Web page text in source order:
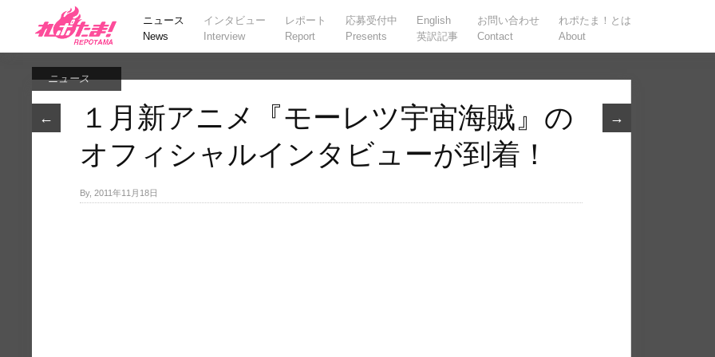
ニュース
News
インタビュー
Interview
レポート
Report
応募受付中
Presents
English
英訳記事
お問い合わせ
Contact
れポたま！とは
About
← →
ニュース
１月新アニメ『モーレツ宇宙海賊』の
オフィシャルインタビューが到着！
By, 2011年11月18日